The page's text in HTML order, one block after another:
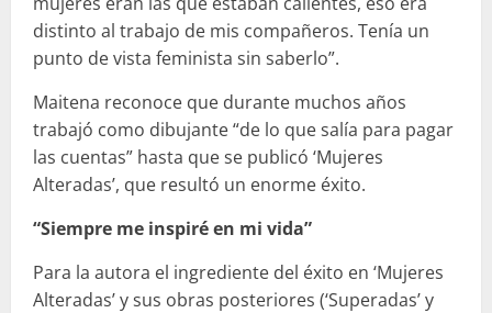
distinto al trabajo de mis compañeros. Tenía un
punto de vista feminista sin saberlo”.
Maitena reconoce que durante muchos años
trabajó como dibujante “de lo que salía para pagar
las cuentas” hasta que se publicó ‘Mujeres
Alteradas’, que resultó un enorme éxito.
“Siempre me inspiré en mi vida”
Para la autora el ingrediente del éxito en ‘Mujeres
Alteradas’ y sus obras posteriores (‘Superadas’ y